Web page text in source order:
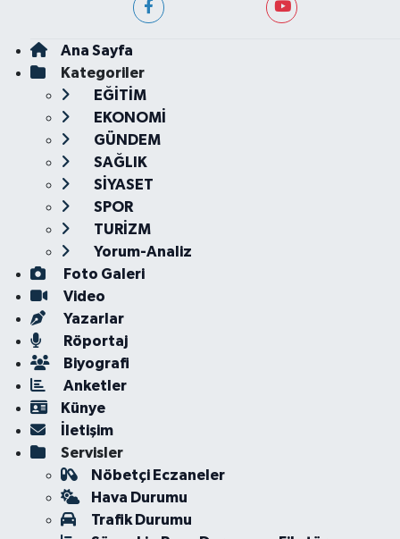
Ana Sayfa
Kategoriler
EĞİTİM
EKONOMİ
GÜNDEM
SAĞLIK
SİYASET
SPOR
TURİZM
Yorum-Analiz
Foto Galeri
Video
Yazarlar
Röportaj
Biyografi
Anketler
Künye
İletişim
Servisler
Nöbetçi Eczaneler
Hava Durumu
Trafik Durumu